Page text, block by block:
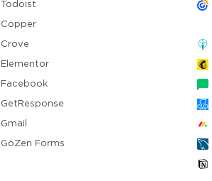
Todoist
Copper
Crove
Elementor
Facebook
GetResponse
Gmail
GoZen Forms